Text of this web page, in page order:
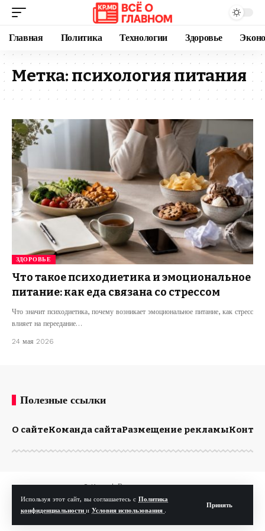
Используя этот сайт, вы соглашаетесь с Политика
конфиденциальности и Условия использования .
Принять
Главная Политика Технологии Здоровье
Метка: психология питания
ЗДОРОВЬЕ
Что такое психодиетика и эмоциональное
питание: как еда связана со стрессом
Что значит психодиетика, почему возникает эмоциональное питание, как стресс
влияет на переедание…
24 мая 2026
Полезные ссылки
О сайтеКоманда сайтаРазмещение рекламы
© Kp.md. Все права защищены.